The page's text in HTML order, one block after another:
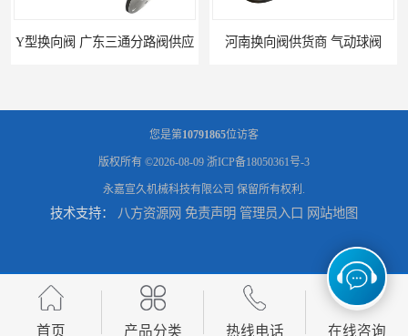
河南换向阀供货商 气动球阀
河北气动球阀厂家 Y型换向阀 广东管路换向器公司 粉体分路阀
您是第10791865位访客
版权所有 ©2026-08-09 浙ICP备18050361号-3
永嘉宣久机械科技有限公司 保留所有权利.
技术支持： 八方资源网 免责声明 管理员入口 网站地图
首页 产品分类 热线电话 在线咨询